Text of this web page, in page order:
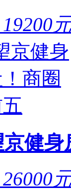
19200
健身
26000